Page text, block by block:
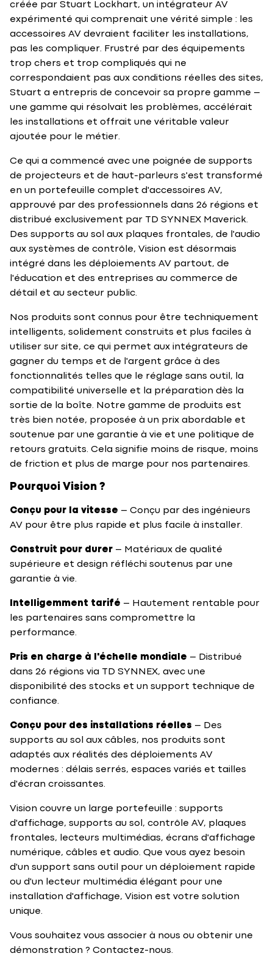
créée par Stuart Lockhart, un intégrateur AV
expérimenté qui comprenait une vérité simple : les
accessoires AV devraient faciliter les installations,
pas les compliquer. Frustré par des équipements
trop chers et trop compliqués qui ne
correspondaient pas aux conditions réelles des sites,
Stuart a entrepris de concevoir sa propre gamme –
une gamme qui résolvait les problèmes, accélérait
les installations et offrait une véritable valeur
ajoutée pour le métier.
Ce qui a commencé avec une poignée de supports
de projecteurs et de haut-parleurs s'est transformé
en un portefeuille complet d'accessoires AV,
approuvé par des professionnels dans 26 régions et
distribué exclusivement par TD SYNNEX Maverick.
Des supports au sol aux plaques frontales, de l'audio
aux systèmes de contrôle, Vision est désormais
intégré dans les déploiements AV partout, de
l'éducation et des entreprises au commerce de
détail et au secteur public.
Nos produits sont connus pour être techniquement
intelligents, solidement construits et plus faciles à
utiliser sur site, ce qui permet aux intégrateurs de
gagner du temps et de l'argent grâce à des
fonctionnalités telles que le réglage sans outil, la
compatibilité universelle et la préparation dès la
sortie de la boîte. Notre gamme de produits est
très bien notée, proposée à un prix abordable et
soutenue par une garantie à vie et une politique de
retours gratuits. Cela signifie moins de risque, moins
de friction et plus de marge pour nos partenaires.
Pourquoi Vision ?
Conçu pour la vitesse – Conçu par des ingénieurs
AV pour être plus rapide et plus facile à installer.
Construit pour durer – Matériaux de qualité
supérieure et design réfléchi soutenus par une
garantie à vie.
Intelligemment tarifé – Hautement rentable pour
les partenaires sans compromettre la
performance.
Pris en charge à l'échelle mondiale – Distribué
dans 26 régions via TD SYNNEX, avec une
disponibilité des stocks et un support technique de
confiance.
Conçu pour des installations réelles – Des
supports au sol aux câbles, nos produits sont
adaptés aux réalités des déploiements AV
modernes : délais serrés, espaces variés et tailles
d'écran croissantes.
Vision couvre un large portefeuille : supports
d'affichage, supports au sol, contrôle AV, plaques
frontales, lecteurs multimédias, écrans d'affichage
numérique, câbles et audio. Que vous ayez besoin
d'un support sans outil pour un déploiement rapide
ou d'un lecteur multimédia élégant pour une
installation d'affichage, Vision est votre solution
unique.
Vous souhaitez vous associer à nous ou obtenir une
démonstration ? Contactez-nous.